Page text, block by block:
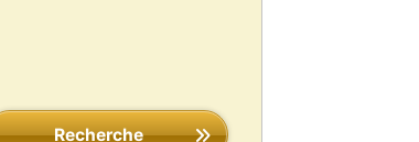
Recherche